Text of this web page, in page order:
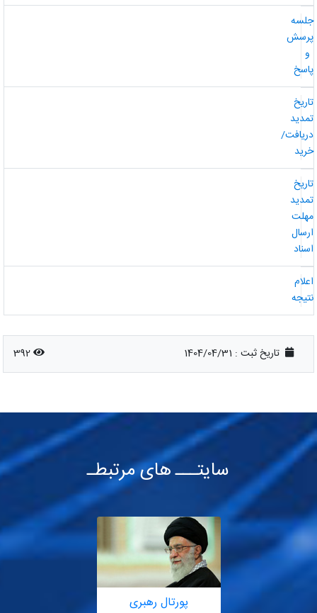
تاریخ ثبت : 1404/04/31
392
سایتـــ های مرتبطـ
پورتال رهبری